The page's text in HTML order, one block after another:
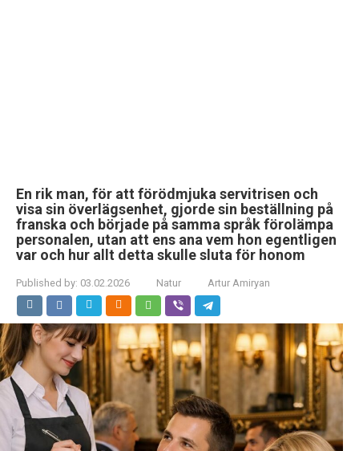
En rik man, för att förödmjuka servitrisen och
visa sin överlägsenhet, gjorde sin beställning på
franska och började på samma språk förolämpa
personalen, utan att ens ana vem hon egentligen
var och hur allt detta skulle sluta för honom
Published by: 03.02.2026 Natur Artur Amiryan